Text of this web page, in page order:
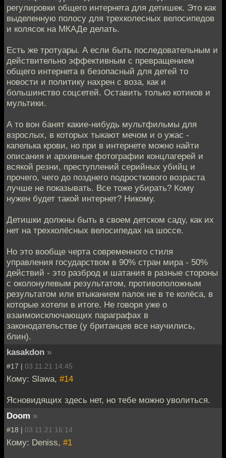
регулировки общего интернета для детишек. Это как
выделенную полосу для трехколесных велосипедов
и колясок на МКАДе делать.
Есть же тротуары. А если быть последовательным и
действительно эффективным с превращением
общего интернета в безопасный для детей то
новости и политику нахрен с воза, как и
большинство соцсетей. Оставить только котиков и
мультики.
А то вон банят какие-нибудь мультфильмы для
взрослых, в которых тыкают мечом и о ужас -
капелька крови, но при в интернете можно найти
описания и архивные фотографии концлагерей и
всякой резни, преступлений серийных убийц и
прочего, чего до позднего подросткового возраста
лучше не показывать. Все тоже убирать? Кому
нужен будет такой интернет? Никому.
Детишки должны быть в своем детском саду, как их
нет на трехколёсных велосипедах на шоссе.
Но это вообще черта современного стиля
управления государством в 90% стран мира - 50%
действий - это разброд и шатания в разные стороны
с околонулевым результатом, противоположным
результатом или втыканием палок не в те колёса, в
которые хотели в итоге. Не говоря уже о
взаимоисключающих параграфах в
законодательстве (у британцев все научились,
блин).
kasakdon »
#17 | 03.11.21 14:45
Кому: Slawa, #14
Ясновидящих здесь нет, но тебе можно уволиться.
Doom »
#18 | 03.11.21 16:14
Кому: Deniss, #1